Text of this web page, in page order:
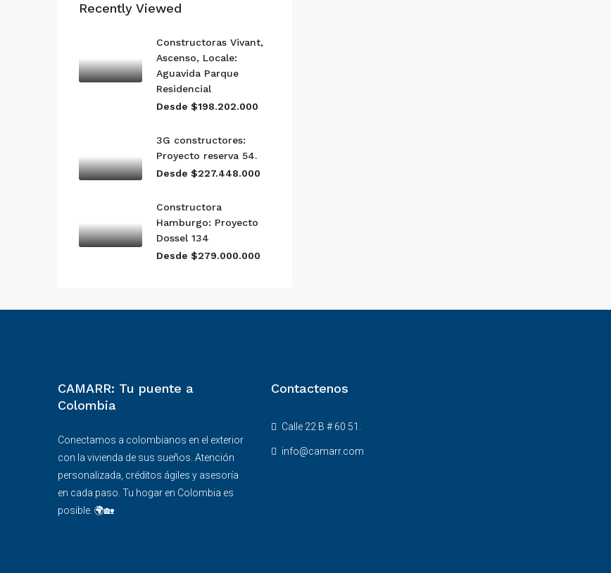
Recently Viewed
Constructoras Vivant,
Ascenso, Locale:
Aguavida Parque
Residencial
Desde $198.202.000
3G constructores:
Proyecto reserva 54.
Desde $227.448.000
Constructora
Hamburgo: Proyecto
Dossel 134
Desde $279.000.000
CAMARR: Tu puente a
Colombia
Conectamos a colombianos en el exterior
con la vivienda de sus sueños. Atención
personalizada, créditos ágiles y asesoría
en cada paso. Tu hogar en Colombia es
posible. 🌍🏡
Contactenos
Calle 22 B # 60 51.
info@camarr.com